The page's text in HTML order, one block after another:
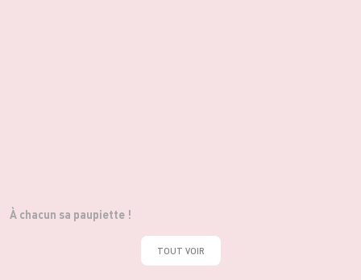
À chacun sa paupiette !
TOUT VOIR